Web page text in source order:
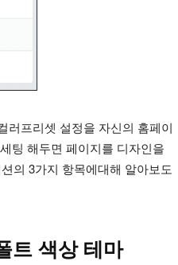
러프리셋 설정을 자신의 홈페이
팅 해두면 페이지를 디자인을
의 3가지 항목에대해 알아보도
트 색상 테마